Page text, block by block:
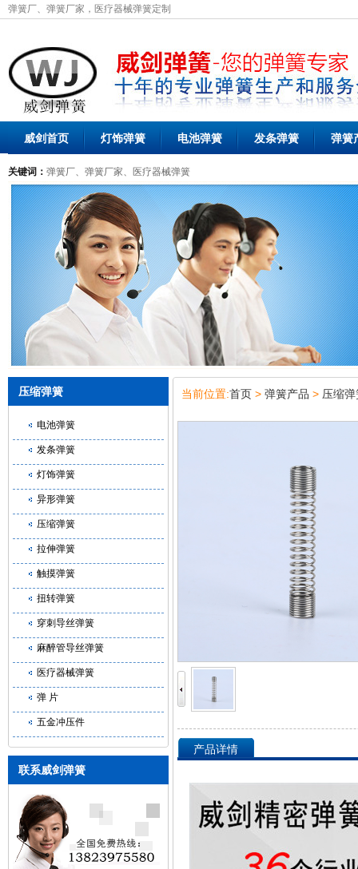
弹簧厂、弹簧厂家，医疗器械弹簧定制
威剑首页 灯饰弹簧 电池弹簧 发条弹簧 弹簧
关键词： 弹簧厂、弹簧厂家、医疗器械弹簧
压缩弹簧
电池弹簧
发条弹簧
灯饰弹簧
异形弹簧
压缩弹簧
拉伸弹簧
触摸弹簧
扭转弹簧
穿刺导丝弹簧
麻醉管导丝弹簧
医疗器械弹簧
弹 片
五金冲压件
联系威剑弹簧
当前位置:首页 > 弹簧产品 > 压缩弹
产品详情